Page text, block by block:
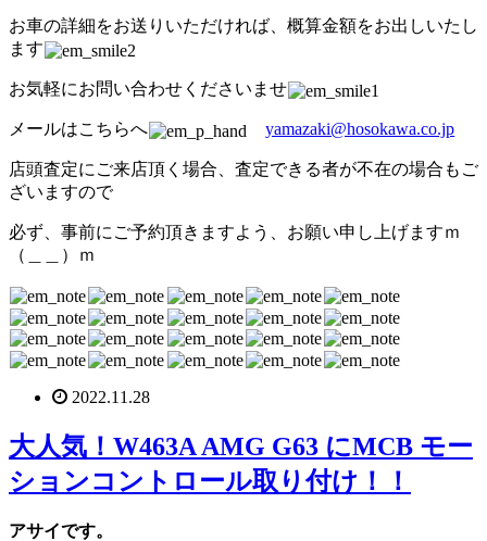
お車の詳細をお送りいただければ、概算金額をお出しいたし
ます
お気軽にお問い合わせくださいませ
メールはこちらへ yamazaki@hosokawa.co.jp
店頭査定にご来店頂く場合、査定できる者が不在の場合もご
ざいますので
必ず、事前にご予約頂きますよう、お願い申し上げますｍ
（＿＿）ｍ
2022.11.28
大人気！W463A AMG G63 にMCB モー
ションコントロール取り付け！！
アサイです。